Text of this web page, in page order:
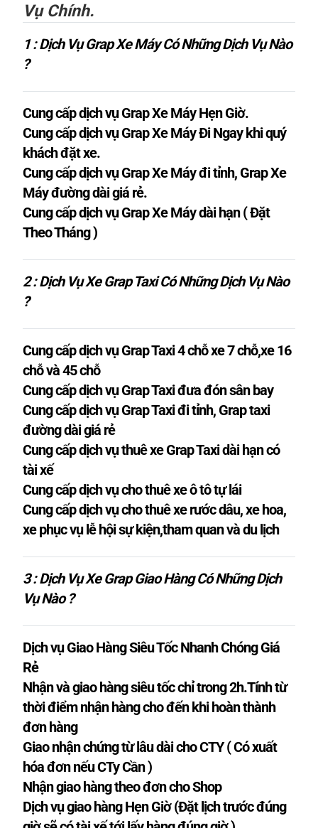
Vụ Chính.
1 : Dịch Vụ Grap Xe Máy Có Những Dịch Vụ Nào
?
Cung cấp dịch vụ Grap Xe Máy Hẹn Giờ.
Cung cấp dịch vụ Grap Xe Máy Đi Ngay khi quý
khách đặt xe.
Cung cấp dịch vụ Grap Xe Máy đi tỉnh, Grap Xe
Máy đường dài giá rẻ.
Cung cấp dịch vụ Grap Xe Máy dài hạn ( Đặt
Theo Tháng )
2 : Dịch Vụ Xe Grap Taxi Có Những Dịch Vụ Nào
?
Cung cấp dịch vụ Grap Taxi 4 chỗ xe 7 chỗ,xe 16
chỗ và 45 chỗ
Cung cấp dịch vụ Grap Taxi đưa đón sân bay
Cung cấp dịch vụ Grap Taxi đi tỉnh, Grap taxi
đường dài giá rẻ
Cung cấp dịch vụ thuê xe Grap Taxi dài hạn có
tài xế
Cung cấp dịch vụ cho thuê xe ô tô tự lái
Cung cấp dịch vụ cho thuê xe rước dâu, xe hoa,
xe phục vụ lễ hội sự kiện,tham quan và du lịch
3 : Dịch Vụ Xe Grap Giao Hàng Có Những Dịch
Vụ Nào?
Dịch vụ Giao Hàng Siêu Tốc Nhanh Chóng Giá
Rẻ
Nhận và giao hàng siêu tốc chỉ trong 2h.Tính từ
thời điểm nhận hàng cho đến khi hoàn thành
đơn hàng
Giao nhận chứng từ lâu dài cho CTY ( Có xuất
hóa đơn nếu CTy Cần )
Nhận giao hàng theo đơn cho Shop
Dịch vụ giao hàng Hẹn Giờ (Đặt lịch trước đúng